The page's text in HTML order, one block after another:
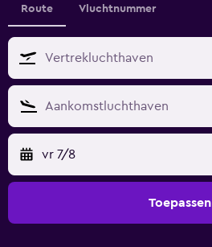
Route Vluchtnummer
vr 7/8
Toepassen